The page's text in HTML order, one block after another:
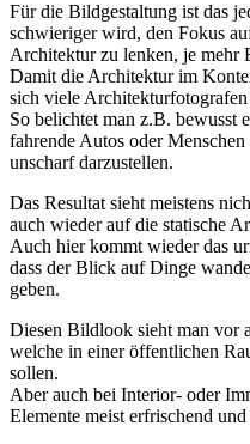
Für die Bildgestaltung ist das
schwieriger wird, den Fokus
Architektur zu lenken, je mehr
Damit die Architektur im
sich viele
So belichtet man z.B. bewusst
fahrende Autos oder
unscharf darzustellen.
Das Resultat sieht meistens
auch wieder auf die statische
Auch hier kommt wieder das
dass der Blick auf Dinge
geben.
Diesen Bildlook sieht man vor
welche in einer öffentlichen
sollen.
Aber auch bei Interior- oder
Elemente meist erfrischend